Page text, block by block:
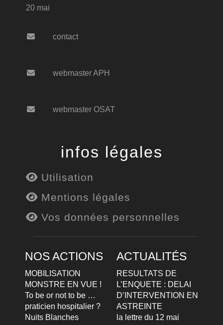
20 mai
contact
webmaster APH
webmaster OSAT
infos légales
Utilisation
Mentions légales
Vos données personnelles
NOS ACTIONS
MOBILISATION
MONSTRE EN VUE !
To be or not to be …
praticien hospitalier ?
Nuits Blanches
ACTUALITÉS
RESULTATS DE
L’ENQUETE : DELAI
D’INTERVENTION EN
ASTREINTE
la lettre du 12 mai